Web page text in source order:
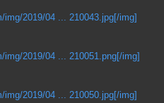
2019/04 ... 210043.jpg[/img]
2019/04 ... 210051.png[/img]
2019/04 ... 210050.jpg[/img]